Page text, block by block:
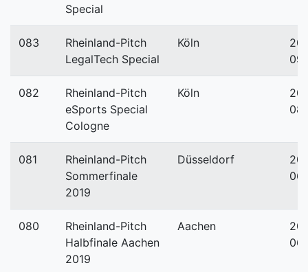
Special
083
Rheinland-Pitch
LegalTech Special
Köln
082
Rheinland-Pitch
eSports Special
Cologne
Köln
081
Rheinland-Pitch
Sommerfinale
2019
Düsseldorf
080
Rheinland-Pitch
Halbfinale Aachen
2019
Aachen